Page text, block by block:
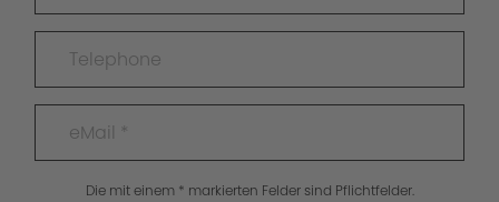
Die mit einem * markierten Felder sind Pflichtfelder.